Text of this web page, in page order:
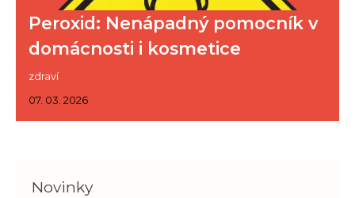
Peroxid: Nenápadný pomocník v
domácnosti i kosmetice
zdraví
07. 03. 2026
Novinky